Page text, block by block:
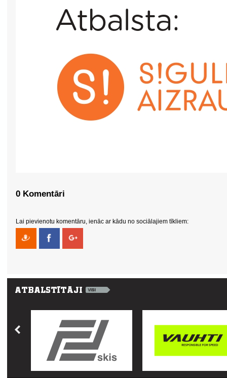
0 Komentāri
Lai pievienotu komentāru, ienāc ar kādu no sociālajiem tīkliem: